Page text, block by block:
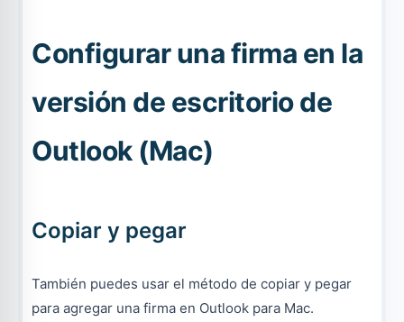
Configurar una firma en la
versión de escritorio de
Outlook (Mac)
Copiar y pegar
También puedes usar el método de copiar y pegar
para agregar una firma en Outlook para Mac.